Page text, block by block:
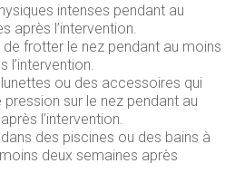
intenses pendant au
après l’intervention.
frotter le nez pendant au moins
l’intervention.
ou des accessoires qui
sur le nez pendant au
l’intervention.
des piscines ou des bains à
deux semaines après